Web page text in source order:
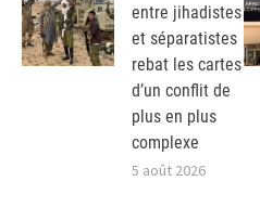
entre jihadistes
et séparatistes
rebat les cartes
d’un conflit de
plus en plus
complexe
5 août 2026